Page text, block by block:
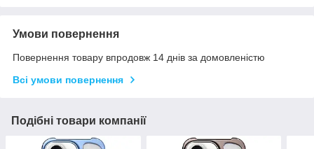
Умови повернення
Повернення товару впродовж 14 днів за домовленістю
Всі умови повернення
Подібні товари компанії